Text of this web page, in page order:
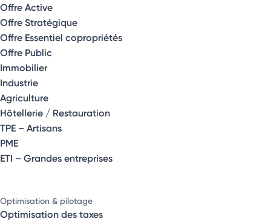
Offre Active
Offre Stratégique
Offre Essentiel copropriétés
Offre Public
Immobilier
Industrie
Agriculture
Hôtellerie / Restauration
TPE – Artisans
PME
ETI – Grandes entreprises
Optimisation & pilotage
Optimisation des taxes